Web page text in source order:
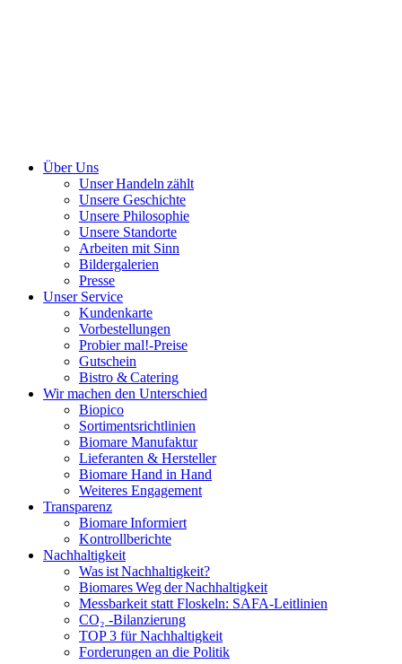
Über Uns
Unser Handeln zählt
Unsere Geschichte
Unsere Philosophie
Unsere Standorte
Arbeiten mit Sinn
Bildergalerien
Presse
Unser Service
Kundenkarte
Vorbestellungen
Probier mal!-Preise
Gutschein
Bistro & Catering
Wir machen den Unterschied
Biopico
Sortimentsrichtlinien
Biomare Manufaktur
Lieferanten & Hersteller
Biomare Hand in Hand
Weiteres Engagement
Transparenz
Biomare Informiert
Kontrollberichte
Nachhaltigkeit
Was ist Nachhaltigkeit?
Biomares Weg der Nachhaltigkeit
Messbarkeit statt Floskeln: SAFA-Leitlinien
CO₂ -Bilanzierung
TOP 3 für Nachhaltigkeit
Forderungen an die Politik